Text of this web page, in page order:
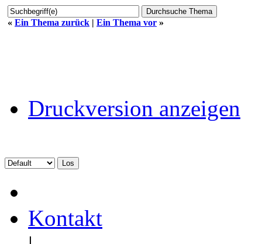
« Ein Thema zurück | Ein Thema vor »
Druckversion anzeigen
Kontakt